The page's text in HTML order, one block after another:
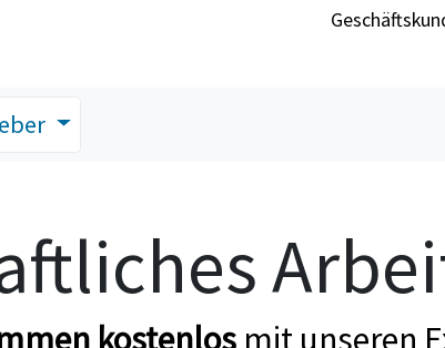
kostenlos mit unseren